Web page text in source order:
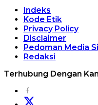
Indeks
Kode Etik
Privacy Policy
Disclaimer
Pedoman Media
Redaksi
Terhubung Dengan